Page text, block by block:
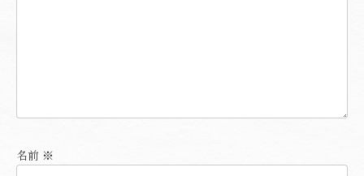
名前 ※